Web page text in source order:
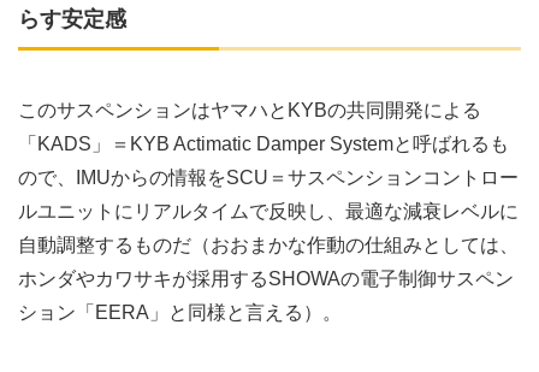
らす安定感
このサスペンションはヤマハとKYBの共同開発による
「KADS」＝KYB Actimatic Damper Systemと呼ばれるも
ので、IMUからの情報をSCU＝サスペンションコントロー
ルユニットにリアルタイムで反映し、最適な減衰レベルに
自動調整するものだ（おおまかな作動の仕組みとしては、
ホンダやカワサキが採用するSHOWAの電子制御サスペン
ション「EERA」と同様と言える）。